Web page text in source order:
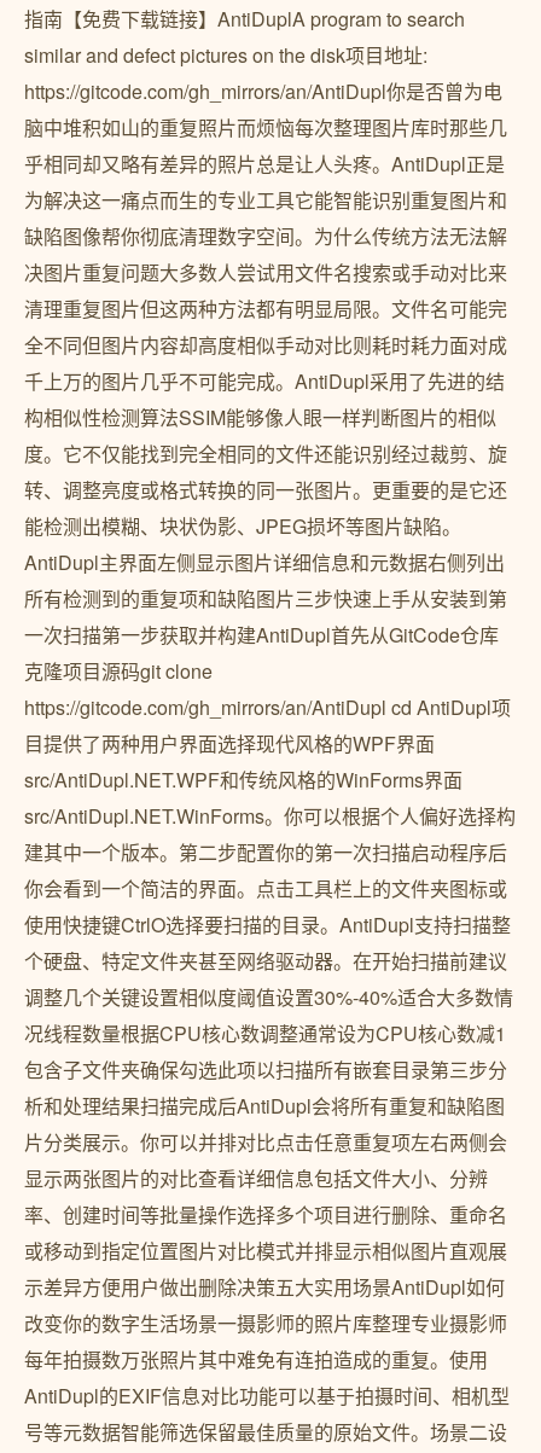
指南【免费下载链接】AntiDuplA program to search
similar and defect pictures on the disk项目地址:
https://gitcode.com/gh_mirrors/an/AntiDupl你是否曾为电
脑中堆积如山的重复照片而烦恼每次整理图片库时那些几
乎相同却又略有差异的照片总是让人头疼。AntiDupl正是
为解决这一痛点而生的专业工具它能智能识别重复图片和
缺陷图像帮你彻底清理数字空间。为什么传统方法无法解
决图片重复问题大多数人尝试用文件名搜索或手动对比来
清理重复图片但这两种方法都有明显局限。文件名可能完
全不同但图片内容却高度相似手动对比则耗时耗力面对成
千上万的图片几乎不可能完成。AntiDupl采用了先进的结
构相似性检测算法SSIM能够像人眼一样判断图片的相似
度。它不仅能找到完全相同的文件还能识别经过裁剪、旋
转、调整亮度或格式转换的同一张图片。更重要的是它还
能检测出模糊、块状伪影、JPEG损坏等图片缺陷。
AntiDupl主界面左侧显示图片详细信息和元数据右侧列出
所有检测到的重复项和缺陷图片三步快速上手从安装到第
一次扫描第一步获取并构建AntiDupl首先从GitCode仓库
克隆项目源码git clone
https://gitcode.com/gh_mirrors/an/AntiDupl cd AntiDupl项
目提供了两种用户界面选择现代风格的WPF界面
src/AntiDupl.NET.WPF和传统风格的WinForms界面
src/AntiDupl.NET.WinForms。你可以根据个人偏好选择构
建其中一个版本。第二步配置你的第一次扫描启动程序后
你会看到一个简洁的界面。点击工具栏上的文件夹图标或
使用快捷键CtrlO选择要扫描的目录。AntiDupl支持扫描整
个硬盘、特定文件夹甚至网络驱动器。在开始扫描前建议
调整几个关键设置相似度阈值设置30%-40%适合大多数情
况线程数量根据CPU核心数调整通常设为CPU核心数减1
包含子文件夹确保勾选此项以扫描所有嵌套目录第三步分
析和处理结果扫描完成后AntiDupl会将所有重复和缺陷图
片分类展示。你可以并排对比点击任意重复项左右两侧会
显示两张图片的对比查看详细信息包括文件大小、分辨
率、创建时间等批量操作选择多个项目进行删除、重命名
或移动到指定位置图片对比模式并排显示相似图片直观展
示差异方便用户做出删除决策五大实用场景AntiDupl如何
改变你的数字生活场景一摄影师的照片库整理专业摄影师
每年拍摄数万张照片其中难免有连拍造成的重复。使用
AntiDupl的EXIF信息对比功能可以基于拍摄时间、相机型
号等元数据智能筛选保留最佳质量的原始文件。场景二设